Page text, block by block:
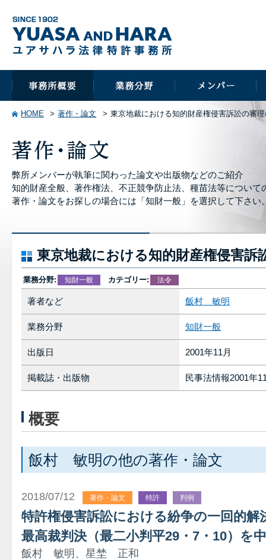
HOME 著作・論文 東京地裁における知的財産権侵害訴訟の審
弊所メンバーが執筆に関わった論文や出版物などのご紹介
知的財産全般、著作権法、不正競争防止法、種苗法等について
著作・論文をお探しの場合には「知財一般」を選択して下さい
東京地裁における知的財産権侵害訴
業務分野: 知財一般 カテゴリー: 法令
著者など 飯村 敏明
業務分野 知財一般
出版日 2001年11月
掲載誌・出版物 民事法情報2001年
概要
飯村 敏明の他の著作・論文
2018/07/12 著作・論文 特許 判例
特許権侵害訴訟における紛争の一回的
最高裁判決（最二小判平29・7・10）を
飯村 敏明、星埜 正和